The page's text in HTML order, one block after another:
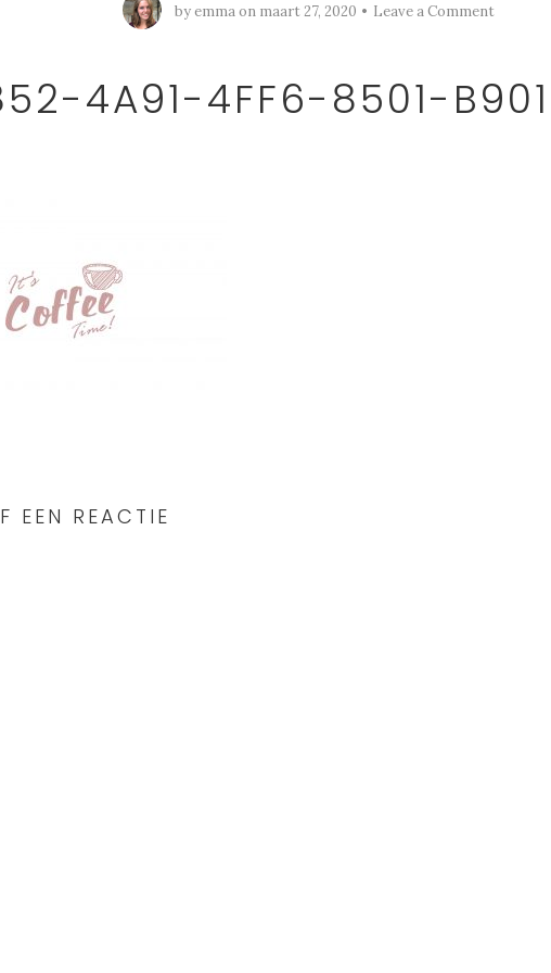
by emma on maart 27, 2020 Leave a Comment
4A91-4FF6-8501-
EEN REACTIE